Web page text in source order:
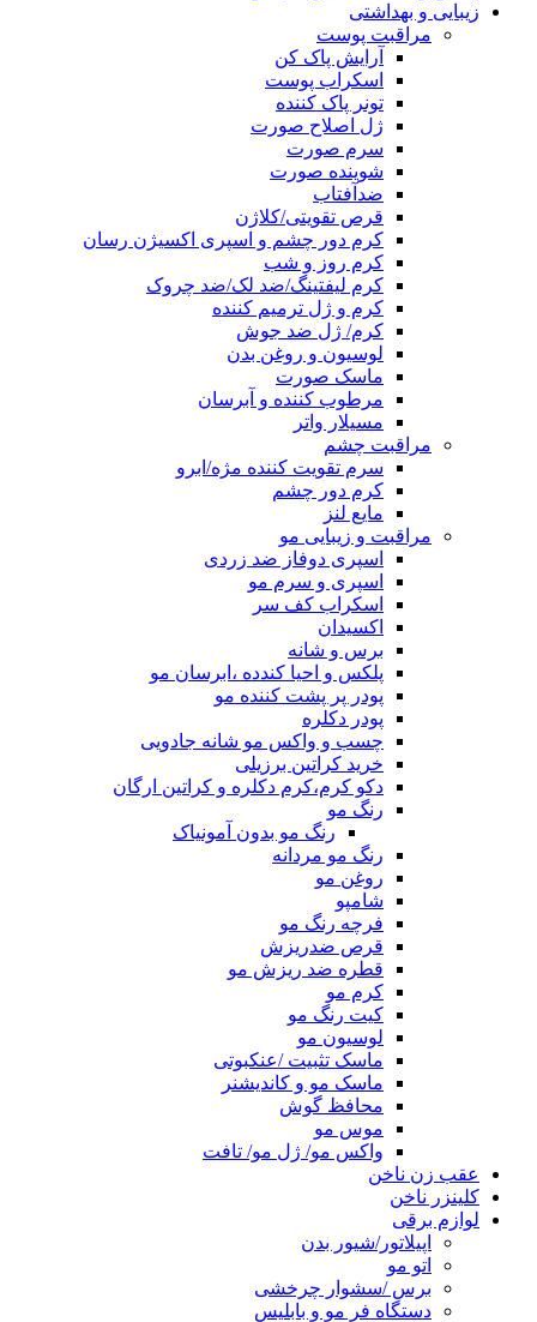
زیبایی و بهداشتی
مراقبت پوست
آرایش پاک کن
اسکراب پوست
تونر پاک کننده
ژل اصلاح صورت
سرم صورت
شوینده صورت
ضدآفتاب
قرص تقویتی/کلاژن
کرم دور چشم و اسپری اکسیژن رسان
کرم روز و شب
کرم لیفتینگ/ضد لک/ضد چروک
کرم و ژل ترمیم کننده
کرم/ ژل ضد جوش
لوسیون و روغن بدن
ماسک صورت
مرطوب کننده و آبرسان
مسیلار واتر
مراقبت چشم
سرم تقویت کننده مژه/ابرو
کرم دور چشم
مایع لنز
مراقبت و زیبایی مو
اسپری دوفاز ضد زردی
اسپری و سرم مو
اسکراب کف سر
اکسیدان
برس و شانه
پلکس و احیا کندده ،ابرسان مو
پودر پر پشت کننده مو
پودر دکلره
چسب و واکس مو شانه جادویی
خرید کراتین برزیلی
دکو کرم،کرم دکلره و کراتین ارگان
رنگ مو
رنگ مو بدون آمونیاک
رنگ مو مردانه
روغن مو
شامپو
فرچه رنگ مو
قرص ضدریزش
قطره ضد ریزش مو
کرم مو
کیت رنگ مو
لوسیون مو
ماسک تثبیت /عنکبوتی
ماسک مو و کاندیشنر
محافظ گوش
موس مو
واکس مو/ ژل مو/ تافت
عقب زن ناخن
کلینزر ناخن
لوازم برقی
اپیلاتور/شیور بدن
اتو مو
برس /سشوار چرخشی
دستگاه فر مو و بابلیس